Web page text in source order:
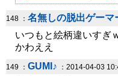
148 ： 名無しの脱出ゲーマ
いつもと絵柄違いすぎ
かわええ
149 ： GUMI♪ ：2014-04-03